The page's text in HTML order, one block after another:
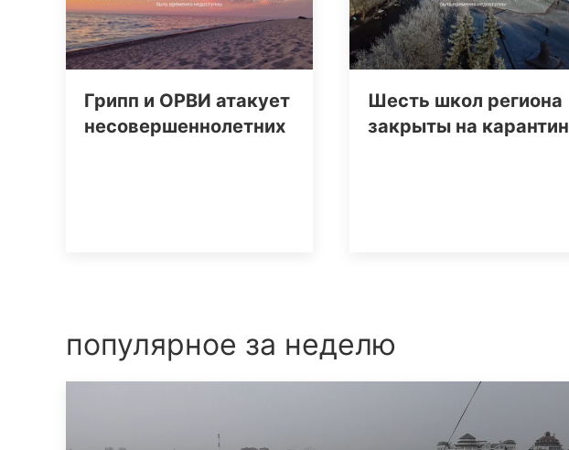
Грипп и ОРВИ атакует
несовершеннолетних
Шесть школ региона
закрыты на карантин
популярное за неделю